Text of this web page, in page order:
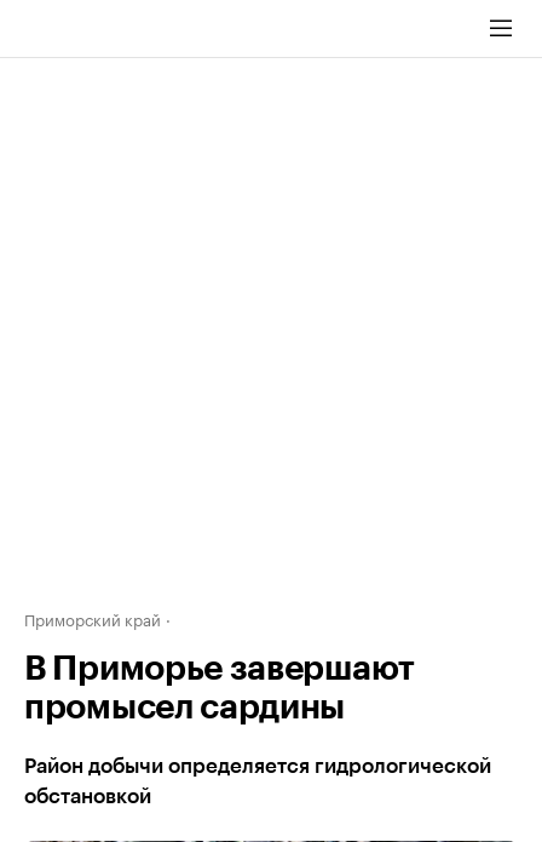
Приморский край
В Приморье завершают
промысел сардины
Район добычи определяется гидрологической
обстановкой